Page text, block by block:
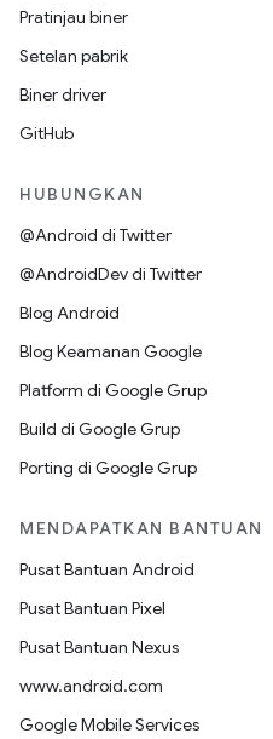
Pratinjau biner
Setelan pabrik
Biner driver
GitHub
HUBUNGKAN
@Android di Twitter
@AndroidDev di Twitter
Blog Android
Blog Keamanan Google
Platform di Google Grup
Build di Google Grup
Porting di Google Grup
MENDAPATKAN BANTUAN
Pusat Bantuan Android
Pusat Bantuan Pixel
Pusat Bantuan Nexus
www.android.com
Google Mobile Services